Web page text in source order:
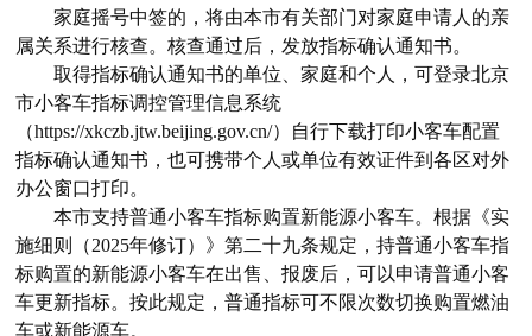
家庭摇号中签的，将由本市有关部门对家庭申请人的亲
属关系进行核查。核查通过后，发放指标确认通知书。
取得指标确认通知书的单位、家庭和个人，可登录北京
市小客车指标调控管理信息系统
（https://xkczb.jtw.beijing.gov.cn/）自行下载打印小客车配置
指标确认通知书，也可携带个人或单位有效证件到各区对外
办公窗口打印。
本市支持普通小客车指标购置新能源小客车。根据《实
施细则（2025年修订）》第二十九条规定，持普通小客车指
标购置的新能源小客车在出售、报废后，可以申请普通小客
车更新指标。按此规定，普通指标可不限次数切换购置燃油
车或新能源车。